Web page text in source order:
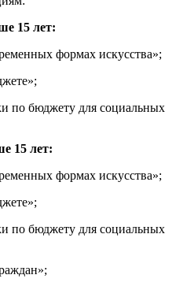
15 лет:
формах искусства»;
по бюджету для социальных
15 лет:
формах искусства»;
по бюджету для социальных